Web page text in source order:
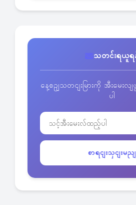
သတင်းရယူရ
နေ့စဥျသတငျးမြားကို အီးမေး
ပါ
စာရငျးသှငျးမညျ